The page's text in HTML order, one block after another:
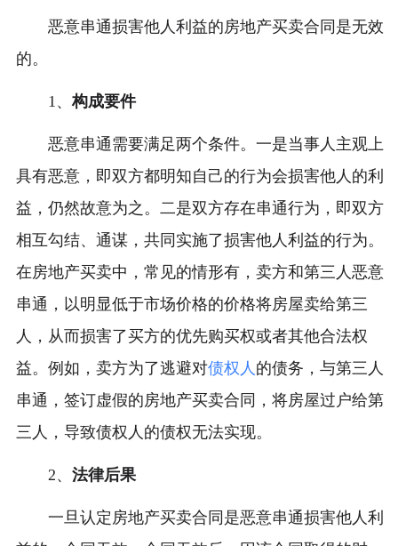
恶意串通损害他人利益的房地产买卖合同是无效
的。
1、构成要件
恶意串通需要满足两个条件。一是当事人主观上
具有恶意，即双方都明知自己的行为会损害他人的利
益，仍然故意为之。二是双方存在串通行为，即双方
相互勾结、通谋，共同实施了损害他人利益的行为。
在房地产买卖中，常见的情形有，卖方和第三人恶意
串通，以明显低于市场价格的价格将房屋卖给第三
人，从而损害了买方的优先购买权或者其他合法权
益。例如，卖方为了逃避对债权人 的债务，与第三人
串通，签订虚假的房地产买卖合同，将房屋过户给第
三人，导致债权人的债权无法实现。
2、 法律后果
一旦认定房地产买卖合同是恶意串通损害他人利